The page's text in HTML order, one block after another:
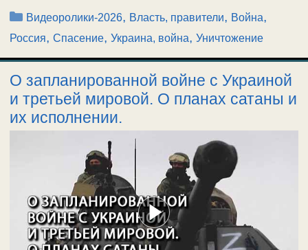
Рубрики
Видеоролики-2026, Власть, правители, Война,
Россия, Спасение, Украина, война, Уничтожение
О запланированной войне с Украиной
и третьей мировой. О планах сатаны и
их исполнении.